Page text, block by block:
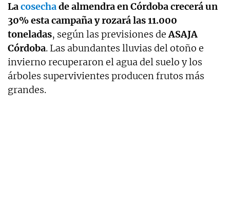
Lacosechade almendra en Córdoba crecerá un
30% esta campaña y rozará las 11.000
toneladas, según las previsiones deASAJA
Córdoba. Las abundantes lluvias del otoño e
invierno recuperaron el agua del suelo y los
árboles supervivientes producen frutos más
grandes.